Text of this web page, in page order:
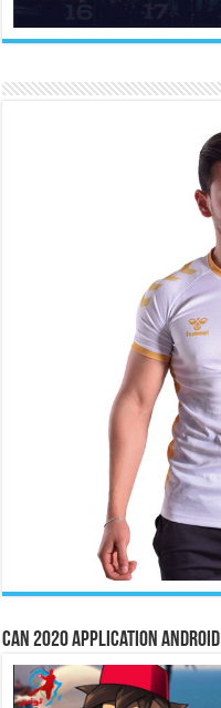
CAN 2020 Application Android